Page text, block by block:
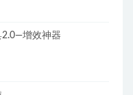
2.0—增效神器